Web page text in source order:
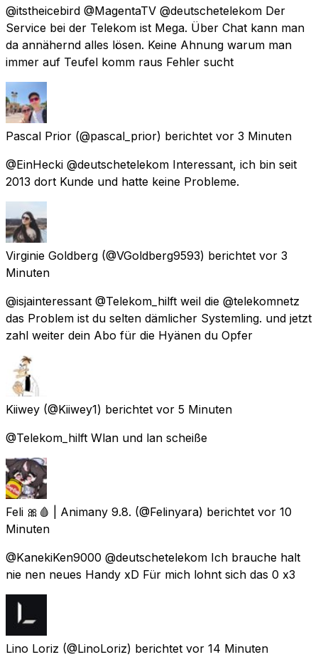
@itstheicebird @MagentaTV @deutschetelekom Der
Service bei der Telekom ist Mega. Über Chat kann man
da annähernd alles lösen. Keine Ahnung warum man
immer auf Teufel komm raus Fehler sucht
Pascal Prior (@pascal_prior) berichtet vor 3 Minuten
@EinHecki @deutschetelekom Interessant, ich bin seit
2013 dort Kunde und hatte keine Probleme.
Virginie Goldberg (@VGoldberg9593) berichtet vor 3
Minuten
@isjainteressant @Telekom_hilft weil die @telekomnetz
das Problem ist du selten dämlicher Systemling. und jetzt
zahl weiter dein Abo für die Hyänen du Opfer
Kiiwey (@Kiiwey1) berichtet vor 5 Minuten
@Telekom_hilft Wlan und lan scheiße
Feli 🎀🩸 | Animany 9.8. (@Felinyara) berichtet vor 10
Minuten
@KanekiKen9000 @deutschetelekom Ich brauche halt
nie nen neues Handy xD Für mich lohnt sich das 0 x3
Lino Loriz (@LinoLoriz) berichtet vor 14 Minuten